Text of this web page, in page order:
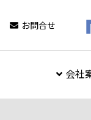
お問合せ
会社